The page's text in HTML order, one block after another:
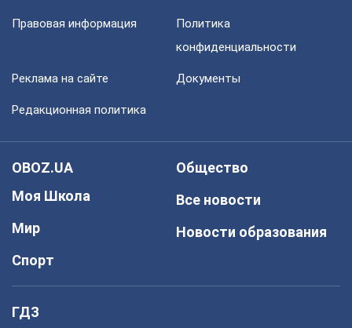
Правовая информация
Политика
конфиденциальности
Реклама на сайте Документы
Редакционная политика
OBOZ.UA
Моя Школа
Мир
Спорт
Общество
Все новости
Новости образования
ГДЗ